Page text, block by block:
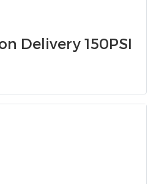
Delivery 150PSI